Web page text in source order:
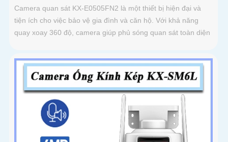
Camera quan sát KX-E0505FN2 là một thiết bị hiện đại và
tiện ích cho việc bảo vệ gia đình và căn hộ. Với khả năng
quay xoay 360 độ, camera giúp phủ sóng quan sát toàn diện